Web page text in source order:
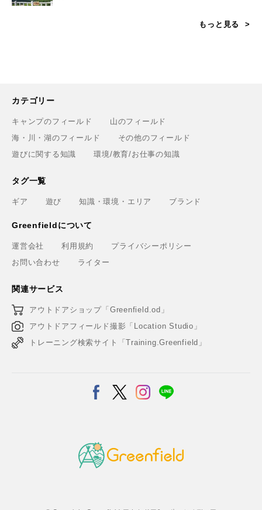
もっと見る
カテゴリー
キャンプのフィールド
山のフィールド
海・川・湖のフィールド
その他のフィールド
遊びに関する知識
環境/教育/お仕事の知識
タグ一覧
ギア 遊び 知識・環境・エリア ブランド
Greenfieldについて
運営会社 利用規約
プライバシーポリシー
お問い合わせ
ライター
関連サービス
アウトドアショップ「Greenfield.od」
アウトドアフィールド撮影「Location Studio」
トレーニング検索サイト「Training.Greenfield」